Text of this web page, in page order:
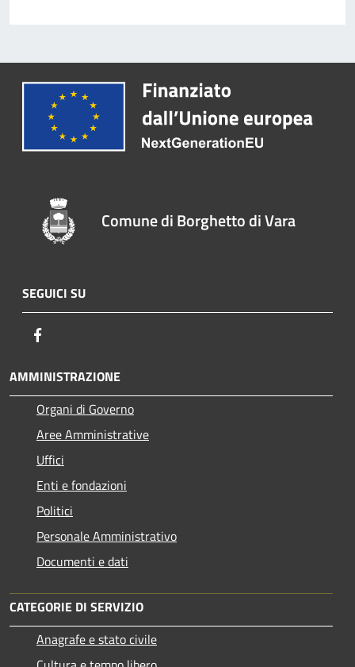
Comune di Borghetto di Vara
SEGUICI SU
AMMINISTRAZIONE
Organi di Governo
Aree Amministrative
Uffici
Enti e fondazioni
Politici
Personale Amministrativo
Documenti e dati
CATEGORIE DI SERVIZIO
Anagrafe e stato civile